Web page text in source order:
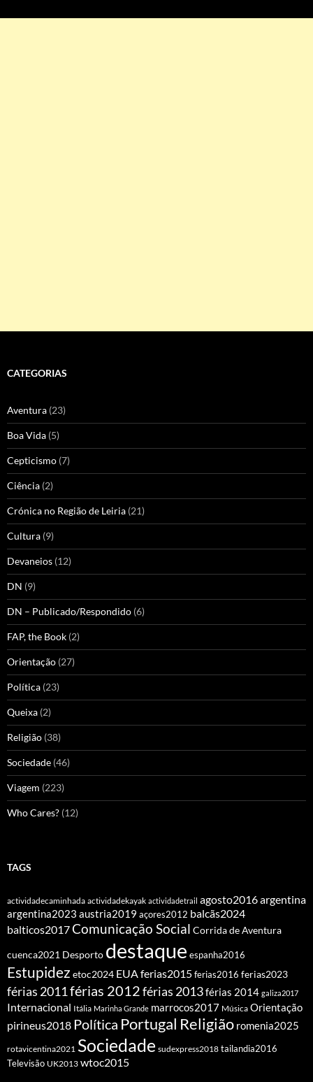
CATEGORIAS
Aventura (23)
Boa Vida (5)
Cepticismo (7)
Ciência (2)
Crónica no Região de Leiria (21)
Cultura (9)
Devaneios (12)
DN (9)
DN – Publicado/Respondido (6)
FAP, the Book (2)
Orientação (27)
Política (23)
Queixa (2)
Religião (38)
Sociedade (46)
Viagem (223)
Who Cares? (12)
TAGS
actividadecaminhada actividadekayak actividadetrail agosto2016argentina
argentina2023 austria2019 açores2012 balcãs2024
balticos2017Comunicação Social Corrida de Aventura
cuenca2021 Desporto destaque espanha2016
Estupidez etoc2024 EUAferias2015ferias2016 ferias2023
férias 2011férias 2012férias 2013férias 2014 galiza2017
Internacional Itália Marinha Grande marrocos2017 Música Orientação
pirineus2018 Política Portugal Religião romenia2025
rotavicentina2021 Sociedade sudexpress2018 tailandia2016
Televisão UK2013 wtoc2015